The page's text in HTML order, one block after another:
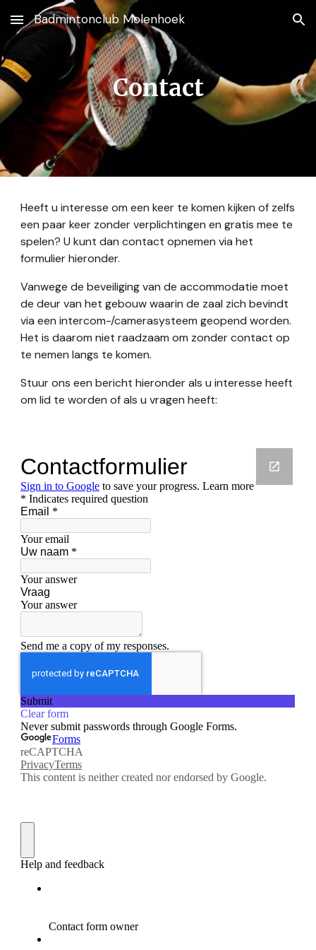
Skip to main content Skip to navigation
Badmintonclub Molenhoek
Contact
Heeft u interesse om een keer te komen kijken of zelfs
een paar keer zonder verplichtingen en gratis mee te
spelen? U kunt dan contact opnemen via het
formulier hieronder.
Vanwege de beveiliging van de accommodatie moet
de deur van het gebouw waarin de zaal zich bevindt
via een intercom-/camerasysteem geopend worden.
Het is daarom niet raadzaam om zonder contact op
te nemen langs te komen.
Stuur ons een bericht hieronder als u interesse heeft
om lid te worden of als u vragen heeft: